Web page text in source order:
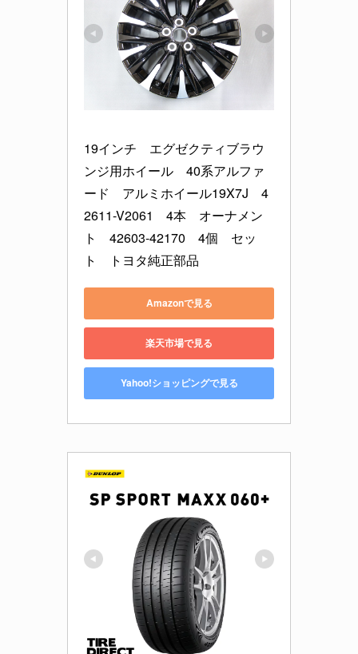
19インチ　エグゼクティブラウ
ンジ用ホイール　40系アルファ
ード　アルミホイール19X7J　4
2611-V2061　4本　オーナメン
ト　42603-42170　4個　セッ
ト　トヨタ純正部品
Amazonで見る
楽天市場で見る
Yahoo!ショッピングで見る